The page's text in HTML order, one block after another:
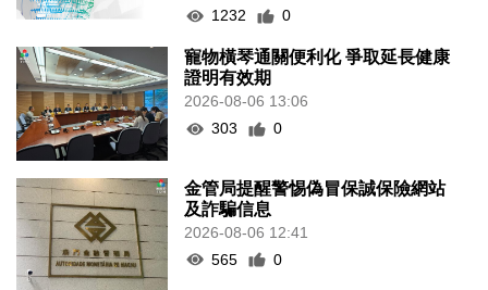
1232
0
寵物橫琴通關便利化 爭取延長健康
證明有效期
2026-08-06 13:06
303
0
金管局提醒警惕偽冒保誠保險網站
及詐騙信息
2026-08-06 12:41
565
0